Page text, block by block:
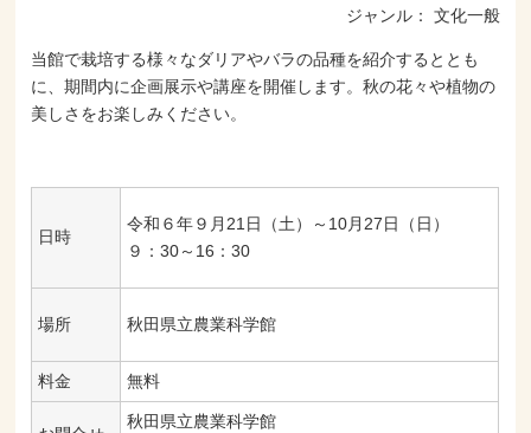
ジャンル： 文化一般
当館で栽培する様々なダリアやバラの品種を紹介するととも
に、期間内に企画展示や講座を開催します。秋の花々や植物の
美しさをお楽しみください。
日時
令和６年９月21日（土）～10月27日（日）
９：30～16：30
場所 秋田県立農業科学館
料金 無料
秋田県立農業科学館